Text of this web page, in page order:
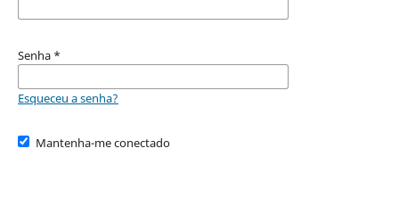
Senha *
Esqueceu a senha?
Mantenha-me conectado